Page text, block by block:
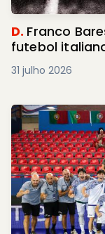
D. Franco
futebol
31 julho 2026